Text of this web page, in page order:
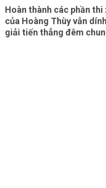
Hoàn thành các phần
của Hoàng Thùy vẫn
giải tiến thẳng đêm